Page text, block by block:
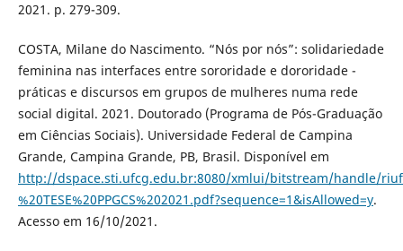
2021. p. 279-309.
COSTA, Milane do Nascimento. “Nós por nós”: solidariedade
feminina nas interfaces entre sororidade e dororidade -
práticas e discursos em grupos de mulheres numa rede
social digital. 2021. Doutorado (Programa de Pós-Graduação
em Ciências Sociais). Universidade Federal de Campina
Grande, Campina Grande, PB, Brasil. Disponível em
http://dspace.sti.ufcg.edu.br:8080/xmlui/bitstream/handle/
%20TESE%20PPGCS%202021.pdf?sequence=1&isAllowed=y.
Acesso em 16/10/2021.